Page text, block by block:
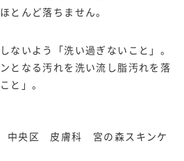
とんど落ちません。
ないよう「洗い過ぎないこと」。
となる汚れを洗い流し脂汚れを落
と」。
央区 皮膚科 宮の森スキンケ